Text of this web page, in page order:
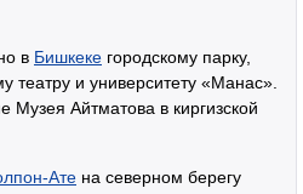
в Бишкеке городскому парку,
театру и университету «Манас».
Музея Айтматова в киргизской
Ате на северном берегу